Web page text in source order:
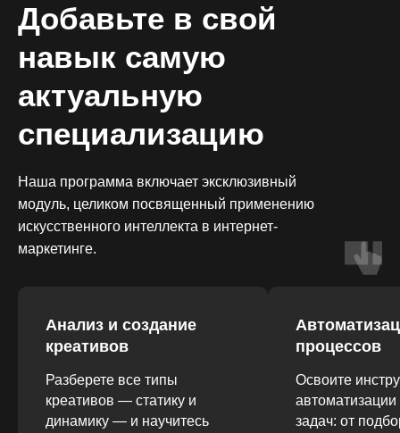
Добавьте в свой
навык самую
актуальную
специализацию
Наша программа включает эксклюзивный
модуль, целиком посвященный применению
искусственного интеллекта в интернет-
маркетинге.
Анализ и создание
креативов
Разберете все типы
креативов — статику и
динамику — и научитесь
процессов
Освоите
задач: от